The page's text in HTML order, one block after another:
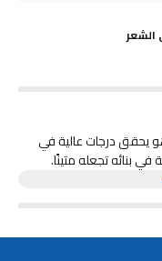
الشعر
يحقق درجات عالية في
بنائه تجعله متينًا.